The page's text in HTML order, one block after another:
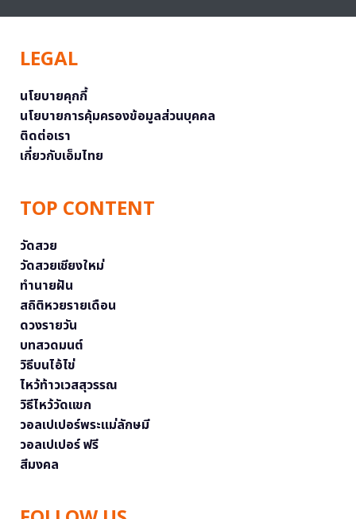
LEGAL
นโยบายคุกกี้
นโยบายการคุ้มครองข้อมูลส่วนบุคคล
ติดต่อเรา
เกี่ยวกับเอ็มไทย
TOP CONTENT
วัดสวย
วัดสวยเชียงใหม่
ทำนายฝัน
สถิติหวยรายเดือน
ดวงรายวัน
บทสวดมนต์
วิธีบนไอ้ไข่
ไหว้ท้าวเวสสุวรรณ
วิธีไหว้วัดแขก
วอลเปเปอร์พระแม่ลักษมี
วอลเปเปอร์ ฟรี
สีมงคล